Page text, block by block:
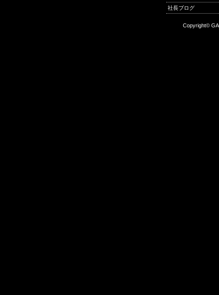
社長ブログ
Copyright©